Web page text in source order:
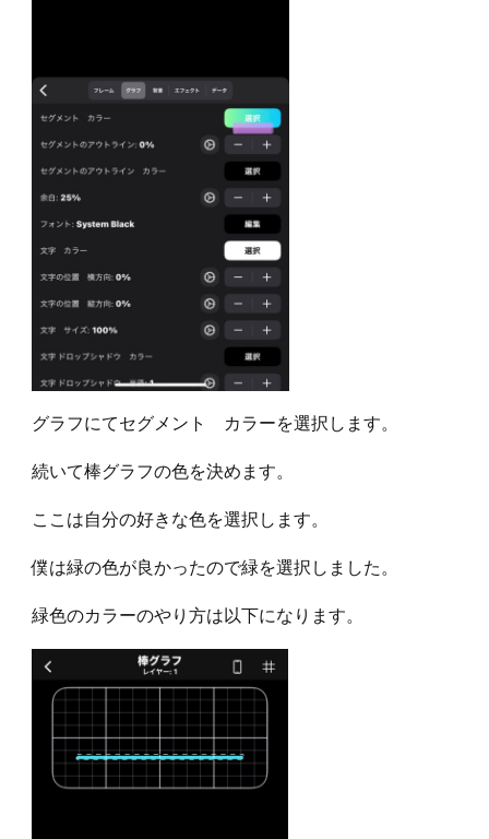
グラフにてセグメント カラーを選択します。
続いて棒グラフの色を決めます。
ここは自分の好きな色を選択します。
僕は緑の色が良かったので緑を選択しました。
緑色のカラーのやり方は以下になります。